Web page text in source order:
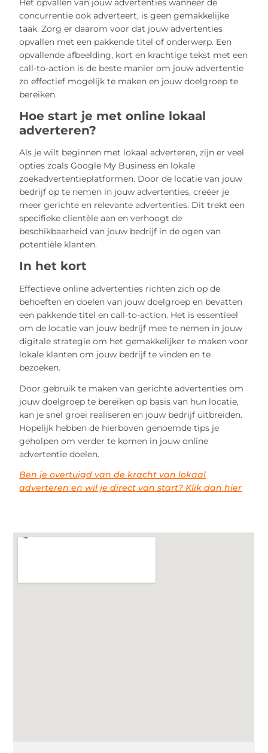
Het opvallen van jouw advertenties wanneer de
concurrentie ook adverteert, is geen gemakkelijke
taak. Zorg er daarom voor dat jouw advertenties
opvallen met een pakkende titel of onderwerp. Een
opvallende afbeelding, kort en krachtige tekst met een
call-to-action is de beste manier om jouw advertentie
zo effectief mogelijk te maken en jouw doelgroep te
bereiken.
Hoe start je met online lokaal
adverteren?
Als je wilt beginnen met lokaal adverteren, zijn er veel
opties zoals Google My Business en lokale
zoekadvertentieplatformen. Door de locatie van jouw
bedrijf op te nemen in jouw advertenties, creëer je
meer gerichte en relevante advertenties. Dit trekt een
specifieke clientèle aan en verhoogt de
beschikbaarheid van jouw bedrijf in de ogen van
potentiële klanten.
In het kort
Effectieve online advertenties richten zich op de
behoeften en doelen van jouw doelgroep en bevatten
een pakkende titel en call-to-action. Het is essentieel
om de locatie van jouw bedrijf mee te nemen in jouw
digitale strategie om het gemakkelijker te maken voor
lokale klanten om jouw bedrijf te vinden en te
bezoeken.
Door gebruik te maken van gerichte advertenties om
jouw doelgroep te bereiken op basis van hun locatie,
kan je snel groei realiseren en jouw bedrijf uitbreiden.
Hopelijk hebben de hierboven genoemde tips je
geholpen om verder te komen in jouw online
advertentie doelen.
Ben je overtuigd van de kracht van lokaal
adverteren en wil je direct van start? Klik dan hier